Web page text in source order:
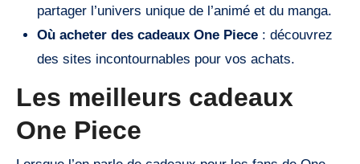
partager l’univers unique de l’animé et du manga.
Où acheter des cadeaux One Piece: découvrez
des sites incontournables pour vos achats.
Les meilleurs cadeaux
One Piece